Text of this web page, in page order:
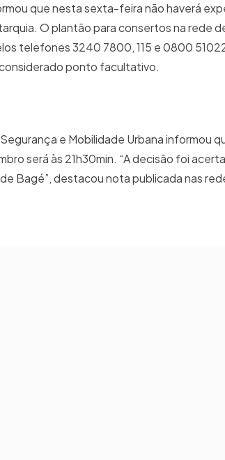
que nesta sexta-feira não haverá
O plantão para consertos na rede
telefones 3240 7800, 115 e 0800
ponto facultativo.
e Mobilidade Urbana informou
será às 21h30min. “A decisão foi
Bagé”, destacou nota publicada nas